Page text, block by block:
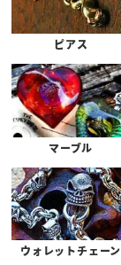
ピアス
マーブル
ウォレットチェーン